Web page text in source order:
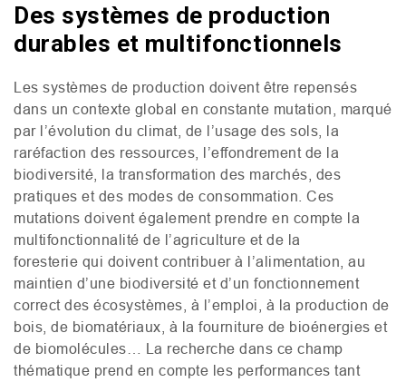
Des systèmes de production
durables et multifonctionnels
Les systèmes de production doivent être repensés
dans un contexte global en constante mutation, marqué
par l’évolution du climat, de l’usage des sols, la
raréfaction des ressources, l’effondrement de la
biodiversité, la transformation des marchés, des
pratiques et des modes de consommation. Ces
mutations doivent également prendre en compte la
multifonctionnalité de l’agriculture et de la
foresterie qui doivent contribuer à l’alimentation, au
maintien d’une biodiversité et d’un fonctionnement
correct des écosystèmes, à l’emploi, à la production de
bois, de biomatériaux, à la fourniture de bioénergies et
de biomolécules… La recherche dans ce champ
thématique prend en compte les performances tant